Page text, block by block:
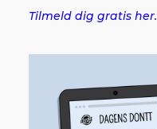
Tilmeld dig gratis her.